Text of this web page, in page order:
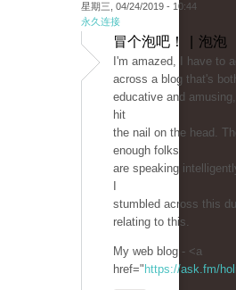
星期三, 04/24/2019 - 10:44
永久连接
冒个泡吧！ | 泡泡
I'm amazed, I have to
across a blog that's
educative and
hit
the nail on the head.
enough folks
are speaking
stumbled across this
relating to this.
My web blog - <a
href=" https://ask.fm/